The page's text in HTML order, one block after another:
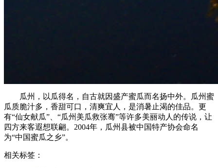
瓜州，以瓜得名，自古就因盛产蜜瓜而名扬中外。瓜州蜜
瓜质脆汁多，香甜可口，清爽宜人，是消暑止渴的佳品。更
有“仙女献瓜”、“瓜州美瓜救张骞”等许多美丽动人的传说，让
四方来客遐想联翩。2004年，瓜州县被中国特产协会命名
为“中国蜜瓜之乡”。
相关标签：